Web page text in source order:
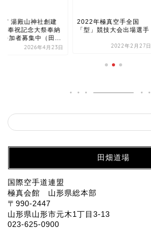
宮 湯殿山神社創建
奉祝記念大祭奉納
参加者募集中（田...
2026年4月23日
2022年極真空手全国
「型」競技大会出場選手
2022年2月27日
田畑道場
国際空手道連盟
極真会館 山形県総本部
〒990-2447
山形県山形市元木1丁目3-13
023-625-0900